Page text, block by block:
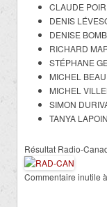
CLAUDE
DENIS
DENISE
RICHARD
STÉPHANE
MICHEL
MICHEL
SIMON
TANYA
Résultat Radio-
Commentaire inutile